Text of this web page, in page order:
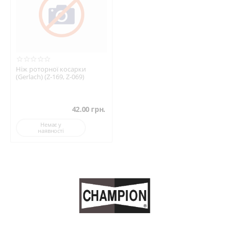
Ніж роторної косарки
(Gerlach) (Z-169, Z-069)
42.00 грн.
Немає у
наявності